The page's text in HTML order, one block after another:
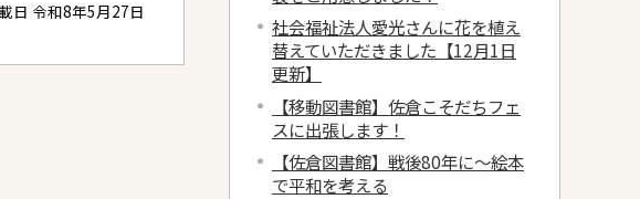
日 令和8年5月27日
社会福祉法人愛光さんに花を植え
替えていただきました【12月1日
更新】
【移動図書館】佐倉こそだちフェ
スに出張します！
【佐倉図書館】戦後80年に～絵本
で平和を考える